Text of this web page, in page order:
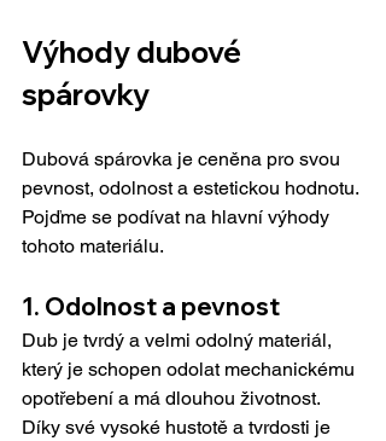
Výhody dubové
spárovky
Dubová spárovka je ceněna pro svou
pevnost, odolnost a estetickou hodnotu.
Pojďme se podívat na hlavní výhody
tohoto materiálu.
1. Odolnost a pevnost
Dub je tvrdý a velmi odolný materiál,
který je schopen odolat mechanickému
opotřebení a má dlouhou životnost.
Díky své vysoké hustotě a tvrdosti je